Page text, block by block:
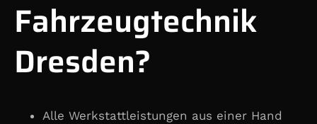
Fahrzeugtechnik
Dresden?
Alle Werkstattleistungen aus einer Hand